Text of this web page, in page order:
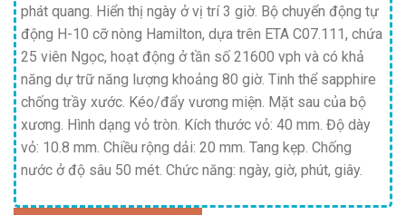
phát quang. Hiển thị ngày ở vị trí 3 giờ. Bộ chuyển động tự
động H-10 cỡ nòng Hamilton, dựa trên ETA C07.111, chứa
25 viên Ngọc, hoạt động ở tần số 21600 vph và có khả
năng dự trữ năng lượng khoảng 80 giờ. Tinh thể sapphire
chống trầy xước. Kéo/đẩy vương miện. Mặt sau của bộ
xương. Hình dạng vỏ tròn. Kích thước vỏ: 40 mm. Độ dày
vỏ: 10.8 mm. Chiều rộng dải: 20 mm. Tang kẹp. Chống
nước ở độ sâu 50 mét. Chức năng: ngày, giờ, phút, giây.